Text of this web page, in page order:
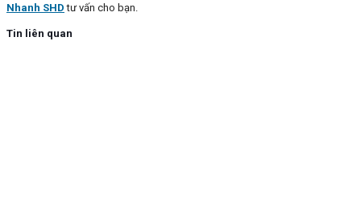
Nhanh SHD tư vấn cho bạn.
Tin liên quan